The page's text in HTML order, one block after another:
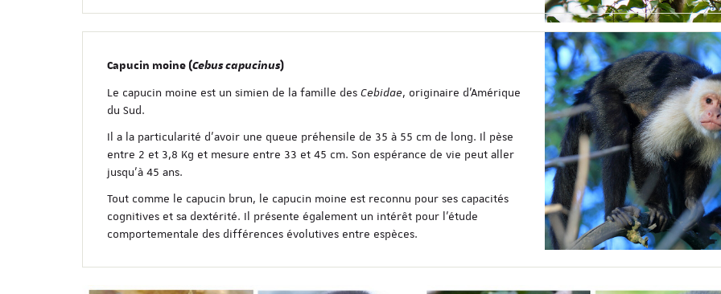
Capucin moine (Cebus capucinus)
Le capucin moine est un simien de la famille des Cebidae, originaire d’Amérique
du Sud.
Il a la particularité d’avoir une queue préhensile de 35 à 55 cm de long. Il pèse
entre 2 et 3,8 Kg et mesure entre 33 et 45 cm. Son espérance de vie peut aller
jusqu’à 45 ans.
Tout comme le capucin brun, le capucin moine est reconnu pour ses capacités
cognitives et sa dextérité. Il présente également un intérêt pour l’étude
comportementale des différences évolutives entre espèces.